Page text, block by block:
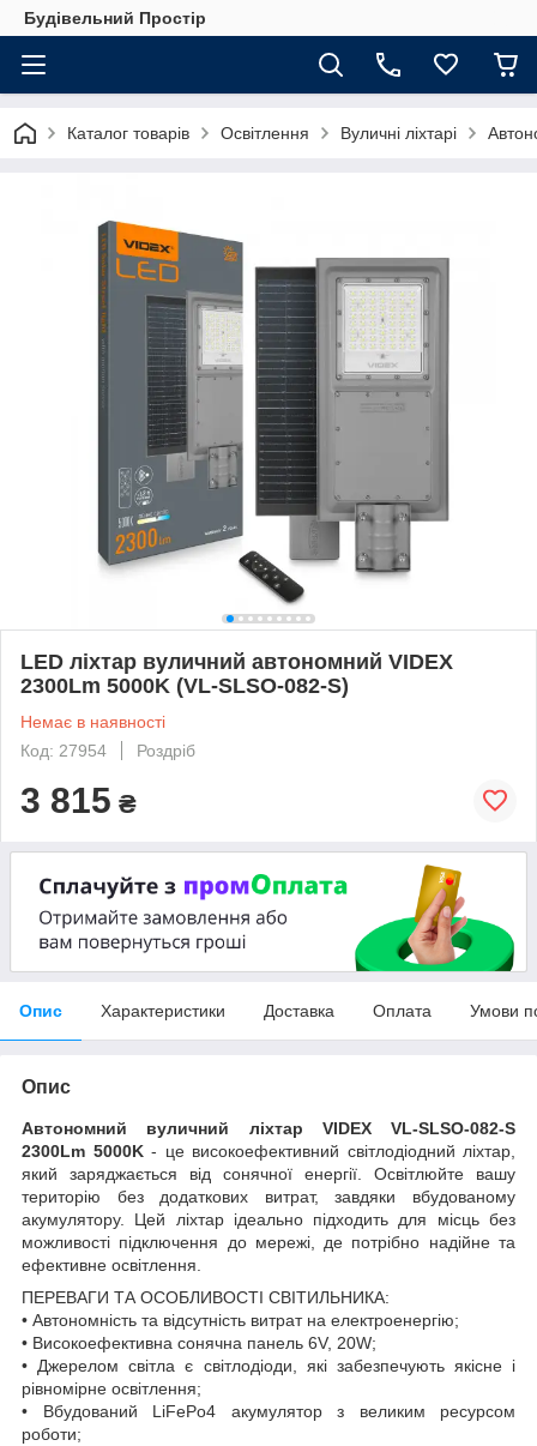
Будівельний Простір
Каталог товарів Освітлення Вуличні ліхтарі
LED ліхтар вуличний автономний VIDEX
2300Lm 5000K (VL-SLSO-082-S)
Немає в наявності
Код: 27954
Роздріб
3 815 ₴
Опис Характеристики Доставка Оплата Умови
Опис
Автономний вуличний ліхтар VIDEX VL-SLSO-082-S
2300Lm 5000K- це високоефективний світлодіодний ліхтар,
який заряджається від сонячної енергії. Освітлюйте вашу
територію без додаткових витрат, завдяки вбудованому
акумулятору. Цей ліхтар ідеально підходить для місць без
можливості підключення до мережі, де потрібно надійне та
ефективне освітлення.
ПЕРЕВАГИ ТА ОСОБЛИВОСТІ СВІТИЛЬНИКА:
• Автономність та відсутність витрат на електроенергію;
• Високоефективна сонячна панель 6V, 20W;
• Джерелом світла є світлодіоди, які забезпечують якісне і
рівномірне освітлення;
• Вбудований LiFePo4 акумулятор з великим ресурсом
роботи;